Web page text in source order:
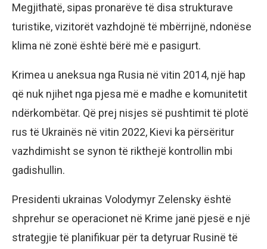
Megjithatë, sipas pronarëve të disa strukturave
turistike, vizitorët vazhdojnë të mbërrijnë, ndonëse
klima në zonë është bërë më e pasigurt.
Krimea u aneksua nga Rusia në vitin 2014, një hap
që nuk njihet nga pjesa më e madhe e komunitetit
ndërkombëtar. Që prej nisjes së pushtimit të plotë
rus të Ukrainës në vitin 2022, Kievi ka përsëritur
vazhdimisht se synon të rikthejë kontrollin mbi
gadishullin.
Presidenti ukrainas Volodymyr Zelensky është
shprehur se operacionet në Krime janë pjesë e një
strategjie të planifikuar për ta detyruar Rusinë të